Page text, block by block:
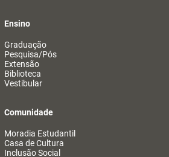
Ensino
Graduação
Pesquisa/Pós
Extensão
Biblioteca
Vestibular
Comunidade
Moradia Estudantil
Casa de Cultura
Inclusão Social